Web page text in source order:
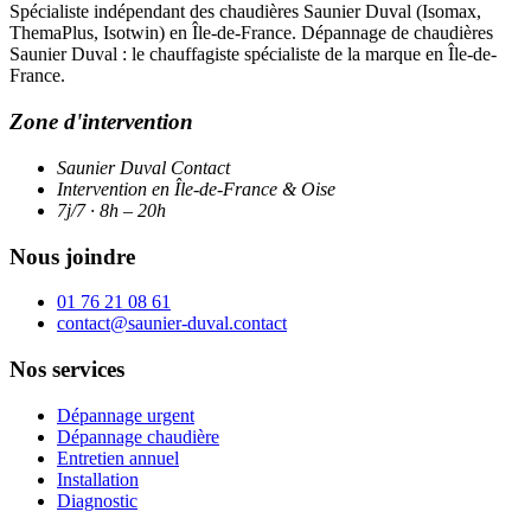
Spécialiste indépendant des chaudières Saunier Duval (Isomax,
ThemaPlus, Isotwin) en Île-de-France. Dépannage de chaudières
Saunier Duval : le chauffagiste spécialiste de la marque en Île-de-
France.
Zone d'intervention
Saunier Duval Contact
Intervention en Île-de-France & Oise
7j/7 · 8h – 20h
Nous joindre
01 76 21 08 61
contact@saunier-duval.contact
Nos services
Dépannage urgent
Dépannage chaudière
Entretien annuel
Installation
Diagnostic